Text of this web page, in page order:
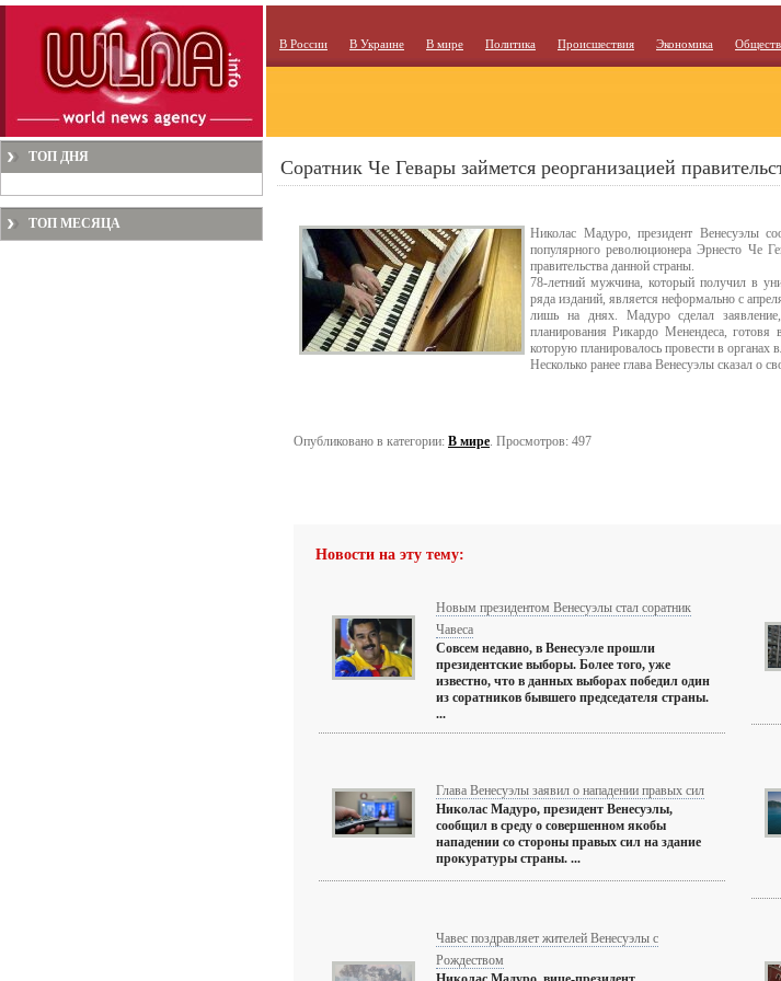
В России В Украине В мире Политика Происшествия Экономика
ТОП ДНЯ
ТОП МЕСЯЦА
Соратник Че Гевары займется реорганизацией
Николас Мадуро, президент Венесуэлы
популярного революционера Эрнесто Че
правительства данной страны.
78-летний мужчина, который получил в
ряда изданий, является неформально с
лишь на днях. Мадуро сделал
планирования Рикардо Менендеса,
которую планировалось провести в органах
Несколько ранее глава Венесуэлы сказал о
Опубликовано в категории: В мире. Просмотров: 497
Новости на эту тему:
Новым президентом Венесуэлы стал соратник
Чавеса
Совсем недавно, в Венесуэле прошли
президентские выборы. Более того, уже
известно, что в данных выборах победил один
из соратников бывшего председателя страны.
...
Глава Венесуэлы заявил о нападении правых сил
Николас Мадуро, президент Венесуэлы,
сообщил в среду о совершенном якобы
нападении со стороны правых сил на здание
прокуратуры страны. ...
Чавес поздравляет жителей Венесуэлы с
Рождеством